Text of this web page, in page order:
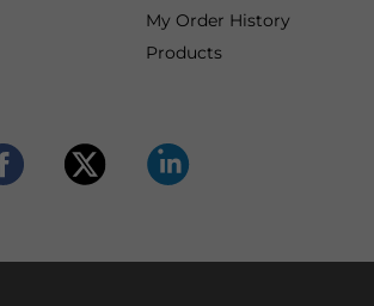
My Order History
Products